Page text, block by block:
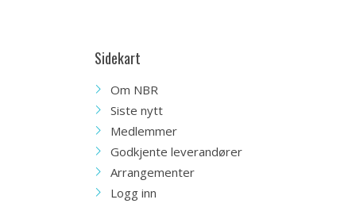
Sidekart
Om NBR
Siste nytt
Medlemmer
Godkjente leverandører
Arrangementer
Logg inn